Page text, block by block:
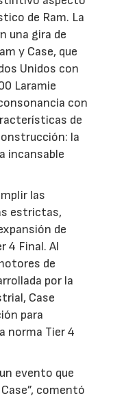
de Ram. La
una gira de
y Case, que
Unidos con
Laramie
con
de
la
incansable
las
estrictas,
de
4 Final. Al
de
por la
Case
para
norma Tier 4
evento que
comentó